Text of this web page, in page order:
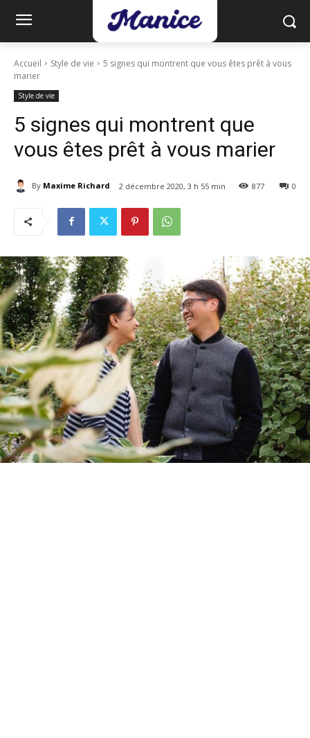
Accueil Style de vie
5 signes qui montrent que vous êtes prêt à vous
marier
Style de vie
5 signes qui montrent que
vous êtes prêt à vous marier
By Maxime Richard 2 décembre 2020, 3 h 55 min 0
877